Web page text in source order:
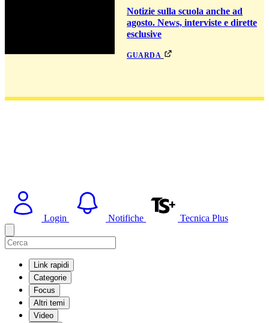
Notizie sulla scuola anche ad
agosto. News, interviste e dirette
esclusive
guarda
Login Notifiche Tecnica Plus
Link rapidi
Categorie
Focus
Altri temi
Video